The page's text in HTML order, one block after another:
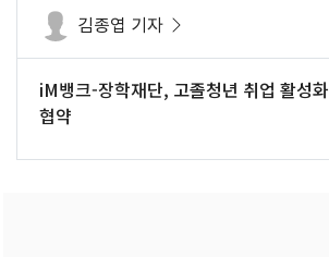
김종엽 기자
iM뱅크-장학재단, 고졸청년 취업 활성화
협약